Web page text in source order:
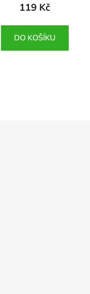
119 Kč
DO KOŠÍKU